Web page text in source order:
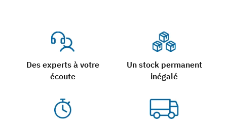
Des experts à votre
écoute
Un stock permanent
inégalé